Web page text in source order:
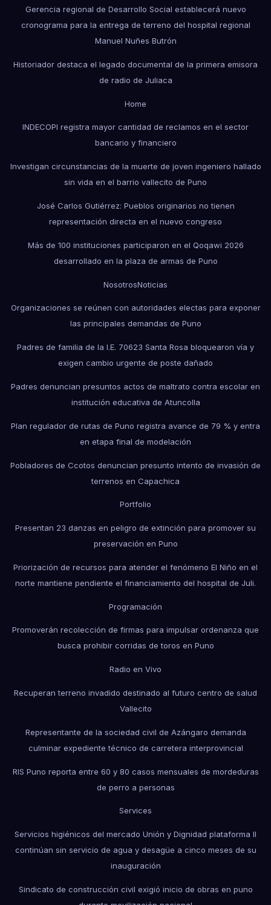
Gerencia regional de Desarrollo Social establecerá nuevo
cronograma para la entrega de terreno del hospital regional
Manuel Nuñes Butrón
Historiador destaca el legado documental de la primera emisora
de radio de Juliaca
Home
INDECOPI registra mayor cantidad de reclamos en el sector
bancario y financiero
Investigan circunstancias de la muerte de joven ingeniero hallado
sin vida en el barrio vallecito de Puno
José Carlos Gutiérrez: Pueblos originarios no tienen
representación directa en el nuevo congreso
Más de 100 instituciones participaron en el Qoqawi 2026
desarrollado en la plaza de armas de Puno
NosotrosNoticias
Organizaciones se reúnen con autoridades electas para exponer
las principales demandas de Puno
Padres de familia de la I.E. 70623 Santa Rosa bloquearon vía y
exigen cambio urgente de poste dañado
Padres denuncian presuntos actos de maltrato contra escolar en
institución educativa de Atuncolla
Plan regulador de rutas de Puno registra avance de 79 % y entra
en etapa final de modelación
Pobladores de Ccotos denuncian presunto intento de invasión de
terrenos en Capachica
Portfolio
Presentan 23 danzas en peligro de extinción para promover su
preservación en Puno
Priorización de recursos para atender el fenómeno El Niño en el
norte mantiene pendiente el financiamiento del hospital de Juli.
Programación
Promoverán recolección de firmas para impulsar ordenanza que
busca prohibir corridas de toros en Puno
Radio en Vivo
Recuperan terreno invadido destinado al futuro centro de salud
Vallecito
Representante de la sociedad civil de Azángaro demanda
culminar expediente técnico de carretera interprovincial
RIS Puno reporta entre 60 y 80 casos mensuales de mordeduras
de perro a personas
Services
Servicios higiénicos del mercado Unión y Dignidad plataforma II
continúan sin servicio de agua y desagüe a cinco meses de su
inauguración
Sindicato de construcción civil exigió inicio de obras en puno